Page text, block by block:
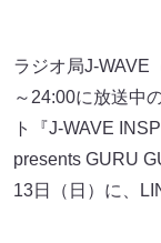
ラジオ局J-WAVE
～24:00に放送中
ト『J-WAVE
presents GURU
13日（日）に、